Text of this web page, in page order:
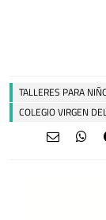
TALLERES PARA
COLEGIO VIRGEN